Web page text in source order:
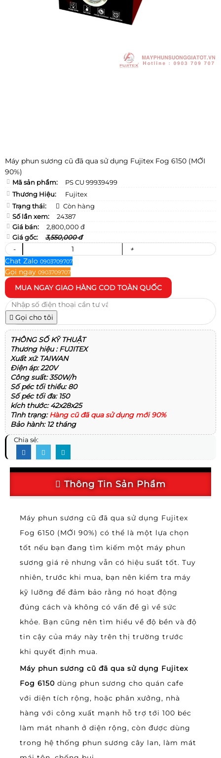
Máy phun sương cũ đã qua sử dụng Fujitex Fog 6150 (MỚI
90%)
Mã sản phẩm:
PS CU 99939499
Thương Hiệu:
Fujitex
Trạng thái:
Còn hàng
Số lần xem:
24387
Giá bán:
2,800,000 đ
Giá gốc:
3,550,000 đ
-
+
Chat Zalo 0903709707
Gọi ngay 0903709707
MUA NGAY GIAO HÀNG COD TOÀN QUỐC
Gọi cho tôi
THÔNG SỐ KỸ THUẬT
Thương hiệu : FUJITEX
Xuất xứ: TAIWAN
Điện áp: 220V
Công suất: 350W/h
Số péc tối thiểu: 80
Số péc tối đa: 150
kích thước: 42x28x25
Tình trạng:Hàng cũ đã qua sử dụng mới 90%
Bảo hành: 12 tháng
Chia sẻ:
Thông Tin Sản Phẩm
Máy phun sương cũ đã qua sử dụng Fujitex
Fog 6150 (MỚI 90%) có thể là một lựa chọn
tốt nếu bạn đang tìm kiếm một máy phun
sương giá rẻ nhưng vẫn có hiệu suất tốt. Tuy
nhiên, trước khi mua, bạn nên kiểm tra máy
kỹ lưỡng để đảm bảo rằng nó hoạt động
đúng cách và không có vấn đề gì về sức
khỏe. Bạn cũng nên tìm hiểu về độ bền và độ
tin cậy của máy này trên thị trường trước
khi quyết định mua.
Máy phun sương cũ đã qua sử dụng Fujitex
Fog 6150 dùng phun sương cho quán cafe
với diện tích rộng, hoặc phân xưởng, nhà
hàng với công xuất mạnh hỗ trợ tới 100 béc
làm mát nhanh ở diện rộng, còn được dùng
trong hệ thống phun sương cây lan, làm mát